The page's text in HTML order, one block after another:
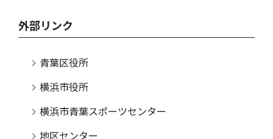
外部リンク
青葉区役所
横浜市役所
横浜市青葉スポーツセンター
地区センター